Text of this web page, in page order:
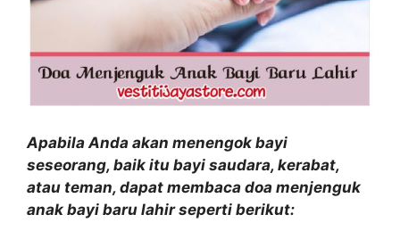
Apabila Anda akan menengok bayi
seseorang, baik itu bayi saudara, kerabat,
atau teman, dapat membaca doa menjenguk
anak bayi baru lahir seperti berikut: